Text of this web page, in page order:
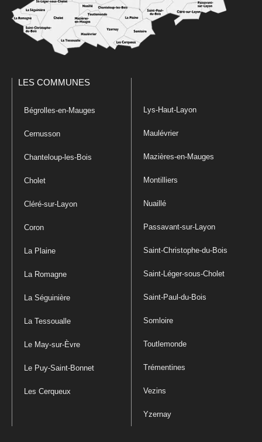
LES COMMUNES
Bégrolles-en-Mauges
Cernusson
Chanteloup-les-Bois
Cholet
Cléré-sur-Layon
Coron
La Plaine
La Romagne
La Séguinière
La Tessoualle
Le May-sur-Èvre
Le Puy-Saint-Bonnet
Les Cerqueux
Lys-Haut-Layon
Maulévrier
Mazières-en-Mauges
Montilliers
Nuaillé
Passavant-sur-Layon
Saint-Christophe-du-Bois
Saint-Léger-sous-Cholet
Saint-Paul-du-Bois
Somloire
Toutlemonde
Trémentines
Vezins
Yzernay